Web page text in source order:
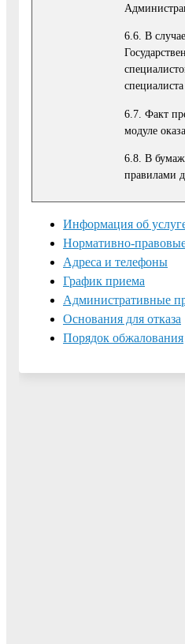
6.6. В
6.7. Факт
модуле
6.8. В
правилами
Информация об
Нормативно-
Адреса и телефоны
График приема
Административные
Основания для отказа
Порядок обжалования